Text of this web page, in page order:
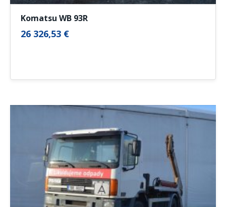
Komatsu WB 93R
26 326,53 €